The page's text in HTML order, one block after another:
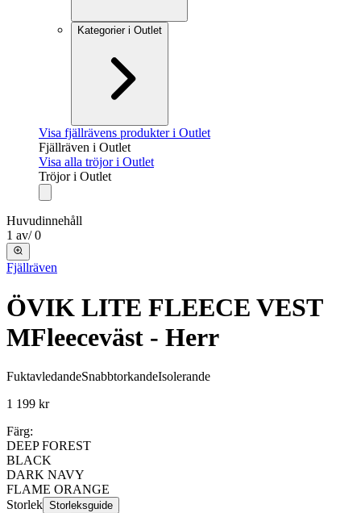
Kategorier i Outlet
Visa fjällrävens produkter i Outlet
Fjällräven i Outlet
Visa alla tröjor i Outlet
Tröjor i Outlet
Huvudinnehåll
1 av/ 0
Fjällräven
ÖVIK LITE FLEECE VEST
MFleeceväst - Herr
FuktavledandeSnabbtorkandeIsolerande
1 199 kr
Färg:
DEEP FOREST
BLACK
DARK NAVY
FLAME ORANGE
Storlek Storleksguide